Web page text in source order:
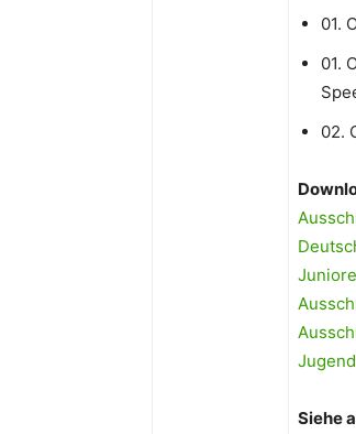
01.
01.
02.
Siehe